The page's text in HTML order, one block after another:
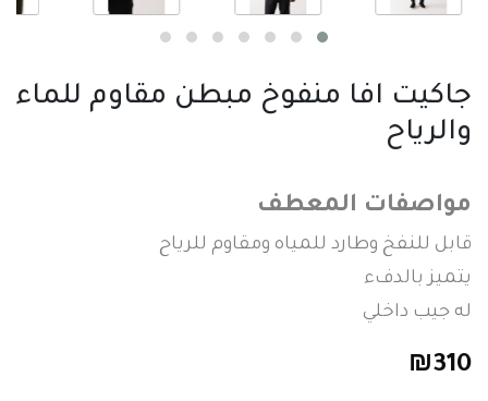
جاكيت افا منفوخ مبطن مقاوم للماء
والرياح
مواصفات المعطف
قابل للنفخ وطارد للمياه ومقاوم للرياح
يتميز بالدفء
له جيب داخلي
₪310